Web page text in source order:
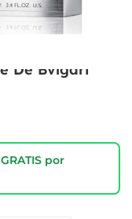
De Bvlgari
por